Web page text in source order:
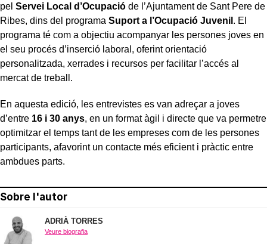
pel Servei Local d’Ocupació de l’Ajuntament de Sant Pere de
Ribes, dins del programa Suport a l’Ocupació Juvenil . El
programa té com a objectiu acompanyar les persones joves en
el seu procés d’inserció laboral, oferint orientació
personalitzada, xerrades i recursos per facilitar l’accés al
mercat de treball.
En aquesta edició, les entrevistes es van adreçar a joves
d’entre 16 i 30 anys, en un format àgil i directe que va permetre
optimitzar el temps tant de les empreses com de les persones
participants, afavorint un contacte més eficient i pràctic entre
ambdues parts.
Sobre l'autor
ADRIÀ TORRES
Veure biografia